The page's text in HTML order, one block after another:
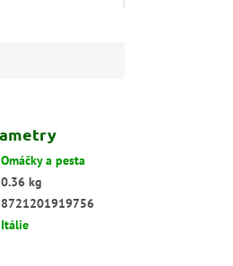
Omáčky a pesta
0.36 kg
8721201919756
Itálie